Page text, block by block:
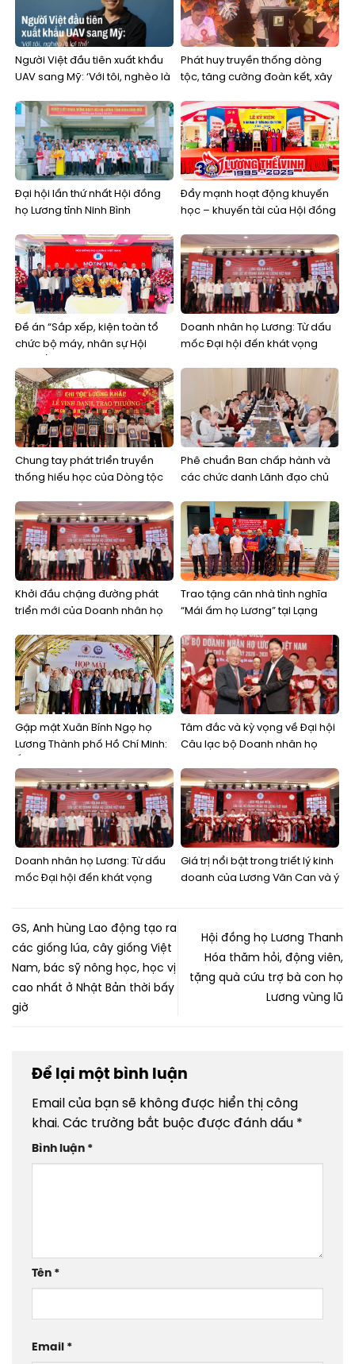
Người Việt đầu tiên xuất khẩu
UAV sang Mỹ: ‘Với tôi, nghèo là
Phát huy truyền thống dòng
tộc, tăng cường đoàn kết, xây
Ninh Bình vững mạnh trong thời
kỳ mới
Đại hội lần thứ nhất Hội đồng
họ Lương tỉnh Ninh Bình
Đẩy mạnh hoạt động khuyến
học – khuyến tài của Hội đồng
Đề án “Sắp xếp, kiện toàn tổ
chức bộ máy, nhân sự Hội
cấp tỉnh”
Doanh nhân họ Lương: Từ dấu
mốc Đại hội đến khát vọng
doanh bền vững
Chung tay phát triển truyền
thống hiếu học của Dòng tộc
đổi bằng tri thức, học vấn
Phê chuẩn Ban chấp hành và
các chức danh Lãnh đạo chủ
họ Lương Việt Nam
Khởi đầu chặng đường phát
triển mới của Doanh nhân họ
Trao tặng căn nhà tình nghĩa
“Mái ấm họ Lương” tại Lạng
Gặp mặt Xuân Bính Ngọ họ
Lương Thành phố Hồ Chí Minh:
thế hệ
Tâm đắc và kỳ vọng về Đại hội
Câu lạc bộ Doanh nhân họ
Doanh nhân họ Lương: Từ dấu
mốc Đại hội đến khát vọng
Giá trị nổi bật trong triết lý kinh
doanh của Lương Văn Can và ý
GS, Anh hùng Lao động tạo ra
các giống lúa, cây giống Việt
Nam, bác sỹ nông học, học vị
cao nhất ở Nhật Bản thời bấy
giờ
Hội đồng họ Lương Thanh
Hóa thăm hỏi, động viên,
tặng quà cứu trợ bà con họ
Lương vùng lũ
Để lại một bình luận
Email của bạn sẽ không được hiển thị công
khai. Các trường bắt buộc được đánh dấu *
Bình luận *
Tên *
Email *